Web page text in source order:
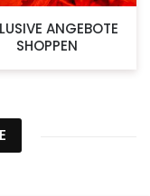
ANGEBOTE
SHOPPEN